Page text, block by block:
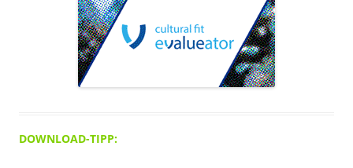
DOWNLOAD-TIPP: